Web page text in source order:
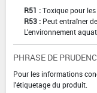
R51 :Toxique pour
R53 : Peut entraîner
L'environnement
PHRASE DE
Pour les informations
l'étiquetage du produit.